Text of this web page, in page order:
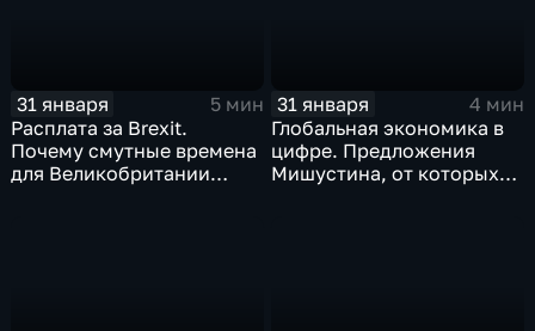
31 января
5 мин
Расплата за Brexit.
Почему смутные времена
для Великобритании
31 января
4 мин
Глобальная экономика в
цифре. Предложения
Мишустина, от которых